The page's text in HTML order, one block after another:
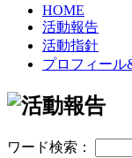
HOME
活動報告
活動指針
プロフィール
ワード検索：